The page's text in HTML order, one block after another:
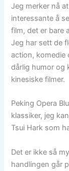
Jeg merker nå
interessante å
film, det er bare
Jeg har sett de
action, komedie
dårlig humor og
kinesiske filmer.
Peking Opera
klassiker, jeg
Tsui Hark som
Det er ikke så
handlingen går